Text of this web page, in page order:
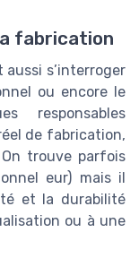
fabrication
s’interroger
ou encore le
responsables
de fabrication,
trouve parfois
eur) mais il
et la durabilité
ou à une